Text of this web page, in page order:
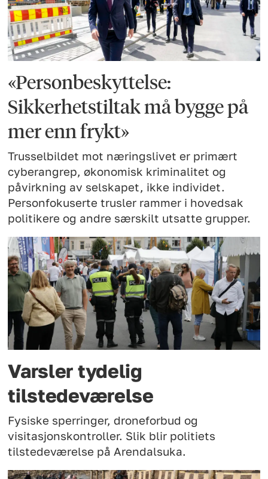
«Personbeskyttelse:
Sikkerhetstiltak må bygge på
mer enn frykt»
Trusselbildet mot næringslivet er primært
cyberangrep, økonomisk kriminalitet og
påvirkning av selskapet, ikke individet.
Personfokuserte trusler rammer i hovedsak
politikere og andre særskilt utsatte grupper.
Varsler tydelig
tilstedeværelse
Fysiske sperringer, droneforbud og
visitasjonskontroller. Slik blir politiets
tilstedeværelse på Arendalsuka.